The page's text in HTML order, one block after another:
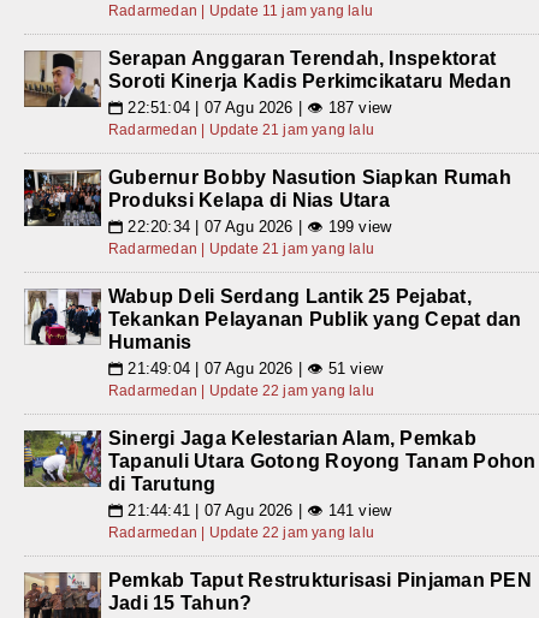
Radarmedan | Update 11 jam yang lalu
Serapan Anggaran Terendah, Inspektorat
Soroti Kinerja Kadis Perkimcikataru Medan
📅 22:51:04 | 07 Agu 2026 | 👁 187 view
Radarmedan | Update 21 jam yang lalu
Gubernur Bobby Nasution Siapkan Rumah
Produksi Kelapa di Nias Utara
📅 22:20:34 | 07 Agu 2026 | 👁 199 view
Radarmedan | Update 21 jam yang lalu
Wabup Deli Serdang Lantik 25 Pejabat,
Tekankan Pelayanan Publik yang Cepat dan
Humanis
📅 21:49:04 | 07 Agu 2026 | 👁 51 view
Radarmedan | Update 22 jam yang lalu
Sinergi Jaga Kelestarian Alam, Pemkab
Tapanuli Utara Gotong Royong Tanam Pohon
di Tarutung
📅 21:44:41 | 07 Agu 2026 | 👁 141 view
Radarmedan | Update 22 jam yang lalu
Pemkab Taput Restrukturisasi Pinjaman PEN
Jadi 15 Tahun?